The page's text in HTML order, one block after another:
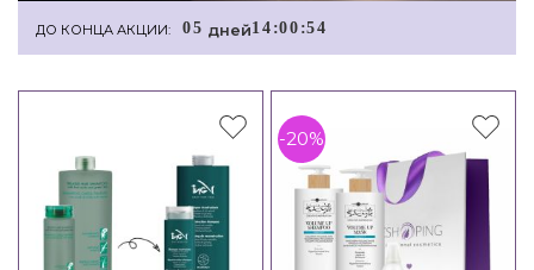
ДО КОНЦА АКЦИИ: 05 дней14 :00 :53
-20%